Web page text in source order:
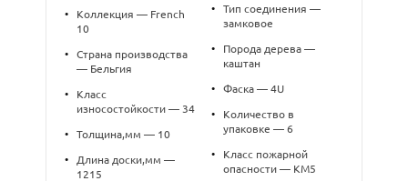
•
Коллекция — French
10
•
Страна производства
— Бельгия
•
Класс
износостойкости — 34
• Толщина,мм — 10
•
Длина доски,мм —
1215
•
Тип соединения —
замковое
•
Порода дерева —
каштан
• Фаска — 4U
•
Количество в
упаковке — 6
•
Класс пожарной
опасности — КМ5